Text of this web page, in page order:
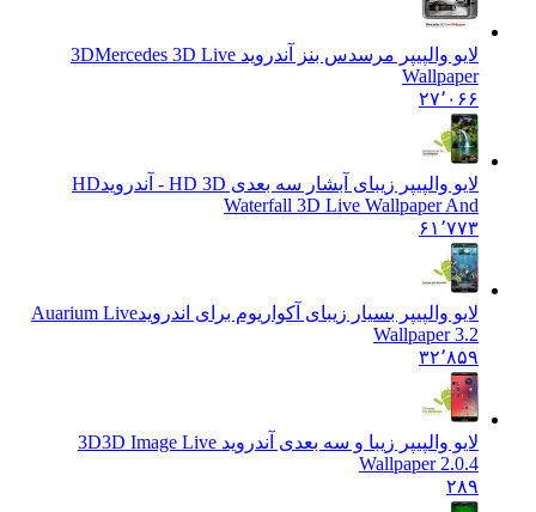
لایو والپیپر مرسدس بنز آندروید 3DMercedes 3D Live
Wallpaper
۲۷٬۰۶۶
لایو والپیپر زیبای آبشار سه بعدی HD 3D - آندروید
HD
Waterfall 3D Live Wallpaper And
۶۱٬۷۷۳
لایو والپیپر بسیار زیبای آکواریوم برای اندرویدAuarium Live
Wallpaper 3.2
۳۲٬۸۵۹
لایو والپیپر زیبا و سه بعدی آندروید 3D3D Image Live
Wallpaper 2.0.4
۲۸۹